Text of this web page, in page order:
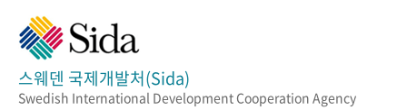
정책과 연구 키워드로 보는 연구 역사
간행물 변천사
스웨덴 국제개발처(Sida)
Swedish International Development Cooperation Agency